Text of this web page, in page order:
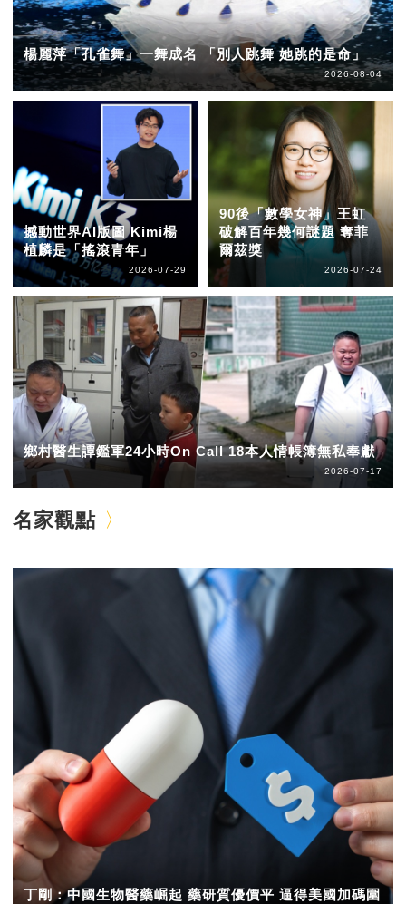
楊麗萍「孔雀舞」一舞成名 「別人跳舞 她跳的是命」
2026-08-04
撼動世界AI版圖 Kimi楊
植麟是「搖滾青年」
2026-07-29
90後「數學女神」王虹
破解百年幾何謎題 奪菲
爾茲獎
2026-07-24
鄉村醫生譚鑑軍24小時On Call 18本人情帳簿無私奉獻
2026-07-17
名家觀點
丁剛：中國生物醫藥崛起 藥研質優價平 逼得美國加碼圍